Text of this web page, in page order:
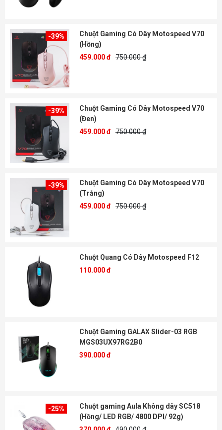
-39%
Chuột Gaming Có Dây Motospeed V70
(Hồng)
459.000 đ 750.000 ₫
-39%
Chuột Gaming Có Dây Motospeed V70
(Đen)
459.000 đ 750.000 ₫
-39%
Chuột Gaming Có Dây Motospeed V70
(Trắng)
459.000 đ 750.000 ₫
Chuột Quang Có Dây Motospeed F12
110.000 đ
Chuột Gaming GALAX Slider-03 RGB
MGS03UX97RG2B0
390.000 đ
-25%
Chuột gaming Aula Không dây SC518
(Hồng/ LED RGB/ 4800 DPI/ 92g)